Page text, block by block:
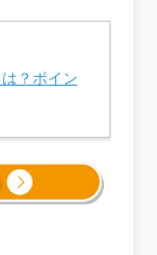
？ポイン